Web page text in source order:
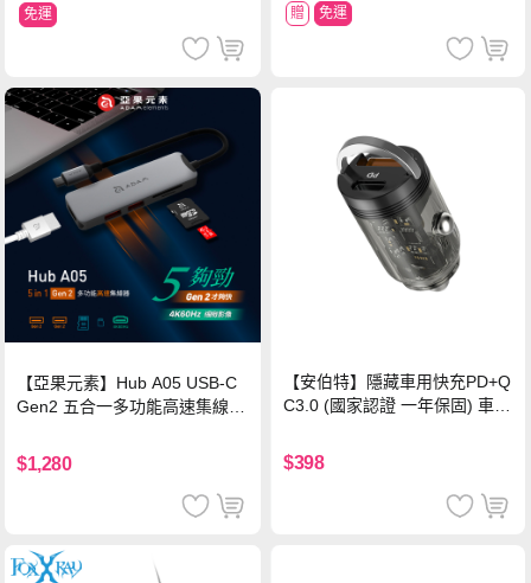
免運 贈 免運
【亞果元素】Hub A05 USB-C
Gen2 五合一多功能高速集線
$1,280
【安伯特】隱藏車用快充PD+Q
C3.0 (國家認證 一年保固) 車充
$398